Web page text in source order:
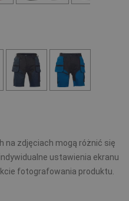
na zdjęciach mogą różnić się
ustawienia ekranu
fotografowania produktu.